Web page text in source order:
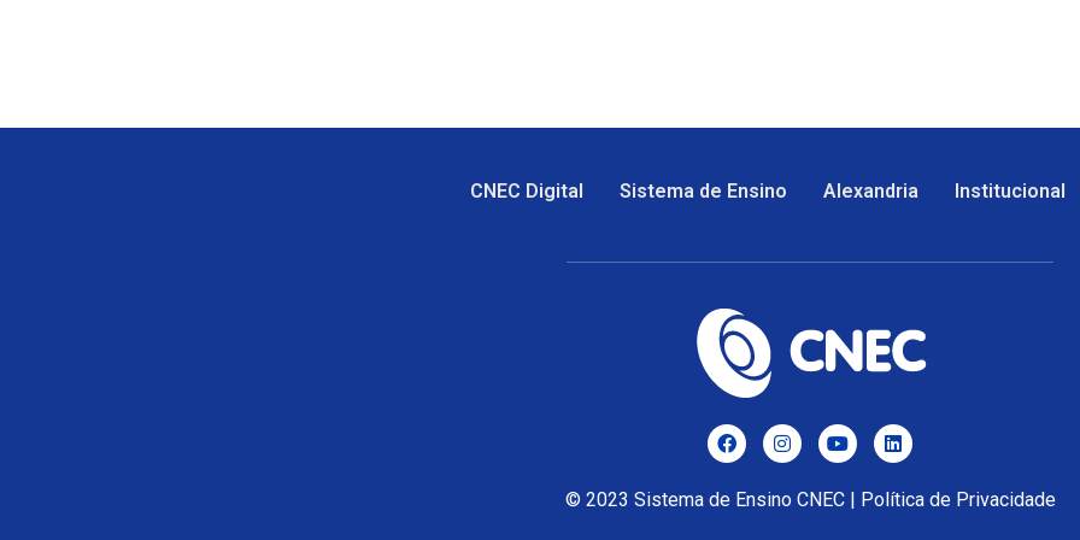
CNEC Digital Sistema de Ensino Alexandria Institucional
© 2023 Sistema de Ensino CNEC| Política de Privacidade